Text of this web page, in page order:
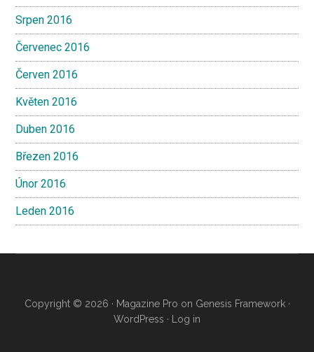
Srpen 2016
Červenec 2016
Červen 2016
Květen 2016
Duben 2016
Březen 2016
Únor 2016
Leden 2016
Copyright © 2026 · Magazine Pro on Genesis Framework·
WordPress · Log in